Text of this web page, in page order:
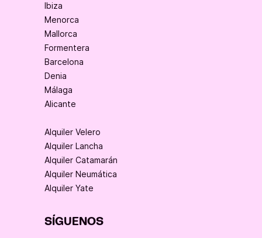
Ibiza
Menorca
Mallorca
Formentera
Barcelona
Denia
Málaga
Alicante
Alquiler Velero
Alquiler Lancha
Alquiler Catamarán
Alquiler Neumática
Alquiler Yate
SÍGUENOS